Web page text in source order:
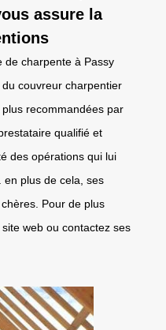
assure la
de charpente à Passy
couvreur charpentier
recommandées par
qualifié et
des opérations qui lui
en plus de cela, ses
Pour de plus
web ou contactez ses